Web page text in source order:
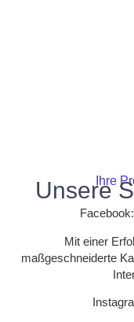
Ihre
Unsere
Mit einer
maßgeschneiderte